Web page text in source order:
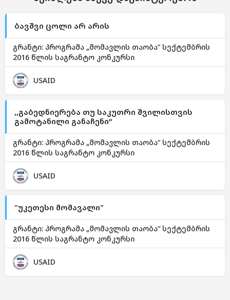
ბავშვი ცოლი არ არის
გრანტი: პროგრამა „მომავლის თაობა“ სექტემბრის
2016 წლის საგრანტო კონკურსი
USAID
,,გაბედნიერება თუ საკუთრი შვილისთვის
გამოტანილი განაჩენი“
გრანტი: პროგრამა „მომავლის თაობა“ სექტემბრის
2016 წლის საგრანტო კონკურსი
USAID
"უკეთესი მომავალი"
გრანტი: პროგრამა „მომავლის თაობა“ სექტემბრის
2016 წლის საგრანტო კონკურსი
USAID